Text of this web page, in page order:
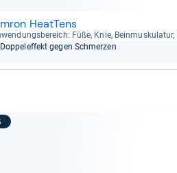
HeatTens
Füße, Knie,
Dop­pel­ef­fekt gegen Schmer­zen